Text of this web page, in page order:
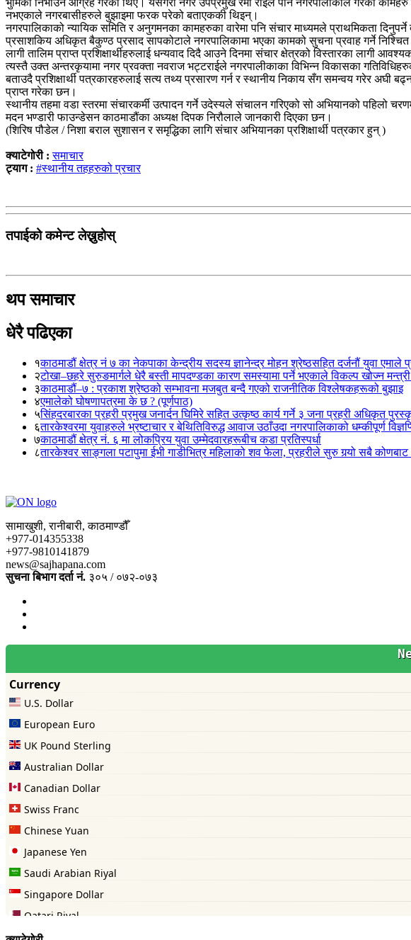
नभएकाले नगरबासीहरुले बुझाइमा फरक परेको बताएककी थिइन्।
नगरपालिकाको न्यायिक समिति र अनुगमनका कामहरुका वारेमा पनि संचार माध्यमले प्राथमिकता
प्रसाशकिय अधिकृत बैकुण्ठ प्रसाद सापकोटाले नगरपालिकामा भएका कामको सुचना प्रवाह गर्ने
लागी तालिम प्राप्त प्रशिक्षार्थीहरुलाई धन्यवाद दिदै आउने दिनमा संचार क्षेत्रको विस्तारका लागी
त्यस्तै उक्त अन्तरकृयामा नगर प्रवक्ता नवराज भट्टराईले नगरपालीकाका विभिन्न विकासका
बताउदै प्रशिक्षार्थी पत्रकारहरुलाई सत्य तथ्य प्रसारण गर्न र स्थानीय निकाय सँग समन्वय गरेर अघी
प्राप्त गरेका छन।
स्थानीय तहमा वडा स्तरमा संचारकर्मी उत्पादन गर्ने उदेस्यले संचालन गरिएको सो अभियानको पहिलो
मदन भण्डारी फाउन्डेसन काठमाडौंका अध्यक्ष दिपक निरौलाले जानकारी दिएका छन।
(शिरिष पौडेल / निशा बराल सुशासन र समृद्धिका लागि संचार अभियानका प्रशिक्षार्थी पत्रकार हुन् )
क्याटेगोरी :समाचार
ट्याग : #स्थानीय तहहरुको प्रचार
तपाईको कमेन्ट लेख्नुहोस्
थप समाचार
धेरै पढिएका
१काठमाडौं क्षेत्र नं ७ का नेकपाका केन्द्रीय सदस्य ज्ञानेन्द्र मोहन श्रेष्ठसहित दर्जनौं युवा एमाले
२टोखा–छहरे सुरुङमार्गले धेरै बस्ती मापदण्डका कारण समस्यामा पर्ने भएकाले विकल्प खोज्न
३काठमाडौं–७ : प्रकाश श्रेष्ठको सम्भावना मजबुत बन्दै गएको राजनीतिक विश्लेषकहरूको बुझाइ
४एमालेको घोषणापत्रमा के छ ? (पूर्णपाठ)
५सिंहदरबारका प्रहरी प्रमुख जनार्दन घिमिरे सहित उत्कृष्ठ कार्य गर्ने ३ जना प्रहरी अधिकृत
६तारकेश्वरमा युवाहरुले भ्रष्टाचार र बेथितिविरुद्ध आवाज उठाँउदा नगरपालिकाको धम्कीपूर्ण
७काठमाडौं क्षेत्र नं. ६ मा लोकप्रिय युवा उम्मेदवारहरूबीच कडा प्रतिस्पर्धा
८तारकेश्वर साङ्गला पटापुमा ईभी गाडीभित्र महिलाको शव फेला, प्रहरीले सुरु गर्‍यो सबै
सामाखुशी, रानीबारी, काठमाण्डौँ
+977-014355338
+977-9810141879
news@sajhapana.com
सुचना बिभाग दर्ता नं. ३०५ / ०७२-०७३